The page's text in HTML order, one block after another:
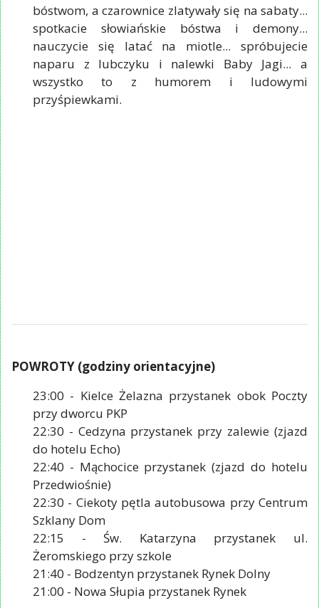
bóstwom, a czarownice zlatywały się na sabaty...
spotkacie słowiańskie bóstwa i demony...
nauczycie się latać na miotle... spróbujecie
naparu z lubczyku i nalewki Baby Jagi... a
wszystko to z humorem i ludowymi
przyśpiewkami.
POWROTY (godziny orientacyjne)
23:00 - Kielce Żelazna przystanek obok Poczty
przy dworcu PKP
22:30 - Cedzyna przystanek przy zalewie (zjazd
do hotelu Echo)
22:40 - Mąchocice przystanek (zjazd do hotelu
Przedwiośnie)
22:30 - Ciekoty pętla autobusowa przy Centrum
Szklany Dom
22:15 - Św. Katarzyna przystanek ul.
Żeromskiego przy szkole
21:40 - Bodzentyn przystanek Rynek Dolny
21:00 - Nowa Słupia przystanek Rynek